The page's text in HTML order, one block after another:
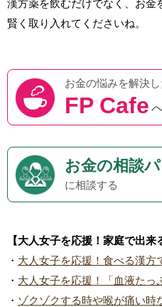
漢方薬を飲むだけでなく、お金
賢く取り入れてくださいね。
お金の悩みを解決
FP Cafe
お金の相談
に相談する
【大人女子を応援！家庭で出
・ 大人女子を応援！食べる漢方
・ 大人女子を応援！「血液たっ
・ ゾクゾクする時や喉が痛い時